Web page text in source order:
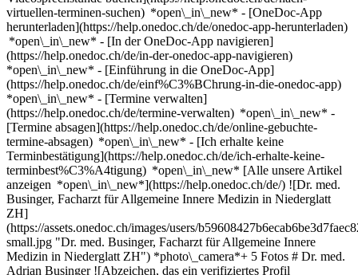
virtuellen-terminen-suchen) *open\_in\_new* - [OneDoc-App
herunterladen](https://help.onedoc.ch/de/onedoc-app-herunterladen)
*open\_in\_new* - [In der OneDoc-App navigieren]
(https://help.onedoc.ch/de/in-der-onedoc-app-navigieren)
*open\_in\_new* - [Einführung in die OneDoc-App]
(https://help.onedoc.ch/de/einf%C3%BChrung-in-die-onedoc-app)
*open\_in\_new* - [Termine verwalten]
(https://help.onedoc.ch/de/termine-verwalten) *open\_in\_new* -
[Termine absagen](https://help.onedoc.ch/de/online-gebuchte-
termine-absagen) *open\_in\_new* - [Ich erhalte keine
Terminbestätigung](https://help.onedoc.ch/de/ich-erhalte-keine-
terminbest%C3%A4tigung) *open\_in\_new* [Alle unsere Artikel
anzeigen *open\_in\_new*](https://help.onedoc.ch/de/) ![Dr. med.
Businger, Facharzt für Allgemeine Innere Medizin in Niederglatt
ZH]
(https://assets.onedoc.ch/images/users/
small.jpg "Dr. med. Businger, Facharzt für Allgemeine Innere
Medizin in Niederglatt ZH") *photo\_camera*+ 5 Fotos # Dr. med.
Adrian Businger ![Abzeichen, das ein verifiziertes Profil